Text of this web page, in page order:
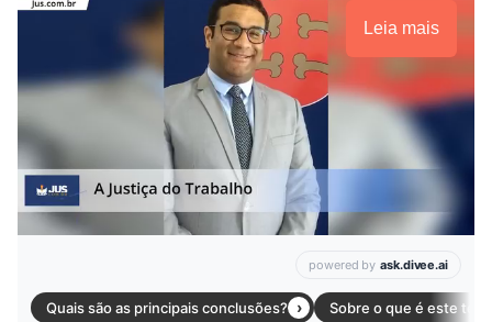
Leia mais